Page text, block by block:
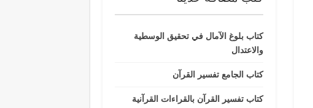
كتاب بلوغ الآمال في تحقيق الوسطية
والاعتدال
كتاب الجامع تفسير القرآن
كتاب تفسير القرآن بالقراءات القرآنية